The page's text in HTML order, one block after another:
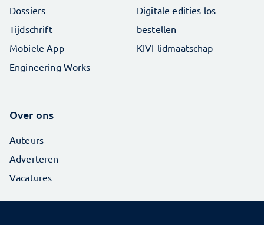
Dossiers
Tijdschrift
Mobiele App
Engineering Works
Digitale edities los
bestellen
KIVI-lidmaatschap
Over ons
Auteurs
Adverteren
Vacatures